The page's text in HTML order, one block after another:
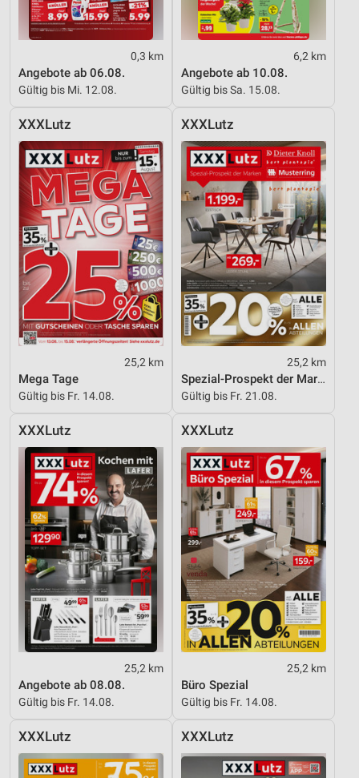
0,3 km
Angebote ab 06.08.
Gültig bis Mi. 12.08.
6,2 km
Angebote ab 10.08.
Gültig bis Sa. 15.08.
XXXLutz
25,2 km
Mega Tage
Gültig bis Fr. 14.08.
XXXLutz
25,2 km
Spezial-Prospekt der Marken
Gültig bis Fr. 21.08.
XXXLutz
25,2 km
Angebote ab 08.08.
Gültig bis Fr. 14.08.
XXXLutz
25,2 km
Büro Spezial
Gültig bis Fr. 14.08.
XXXLutz XXXLutz